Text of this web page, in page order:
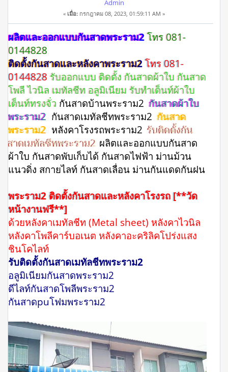
Admin
« เมื่อ: กรกฎาคม 08, 2023, 01:59:11 AM »
ผลิตและออกแบบกันสาดพระราม2 โทร 081-
0144828
ติดตั้งกันสาดและหลังคาพระราม2 โทร 081-
0144828 รับออกแบบ ติดตั้ง กันสาดผ้าใบ กันสาด
โพลี ไวนิล เมทัลชีท อลูมิเนียม รับทำเต็นท์ผ้าใบ
เต็นท์ทรงจั่ว กันสาดบ้านพระราม2 กันสาดผ้าใบ
พระราม2 กันสาดเมทัลชีทพระราม2 กันสาด
พระราม2 หลังคาโรงรถพระราม2รับติดตั้งกัน
สาดเมทัลชีทพระราม2 ผลิตและออกแบบกันสาด
ผ้าใบ กันสาดพับเก็บได้ กันสาดไฟฟ้า ม่านม้วน
แนวดิ่ง สกายไลท์ กันสาดเลื่อน ม่านกันแดดกันฝน
พระราม2 ติดตั้งกันสาดและหลังคาโรงรถ [**วัด
หน้างานฟรี**]
ด้วยหลังคาเมทัลชีท (Metal sheet) หลังคาไวนิล
หลังคาโพลีคาร์บอเนต หลังคาอะคริลิคโปร่งแสง
ชินโคไลท์
รับติดตั้งกันสาดเมทัลชีทพระราม2
อลูมิเนียมกันสาดพระราม2
ดีไลท์กันสาดโพลีพระราม2
กันสาดpuโฟมพระราม2